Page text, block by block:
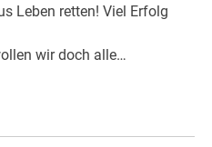
Leben retten! Viel Erfolg
wir doch alle…